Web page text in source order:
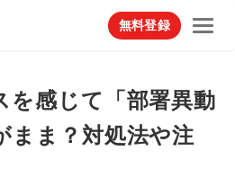
無料登録
を感じて「部署異動
まま？対処法や注